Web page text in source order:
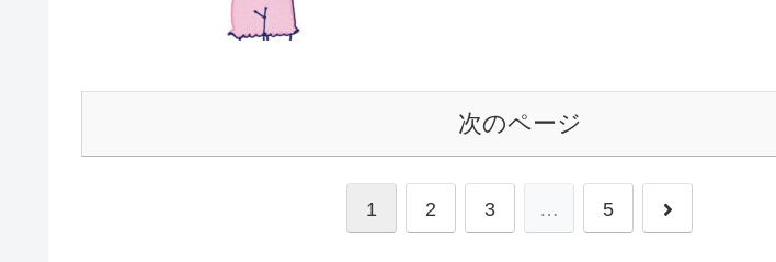
次のページ
1 2 3 … 5 次